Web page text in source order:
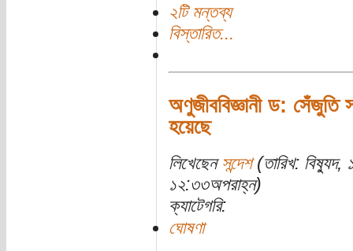
২টি মন্তব্য
বিস্তারিত...
অণুজীববিজ্ঞানী ড: সেঁজুতি
হয়েছে
লিখেছেন সন্দেশ(তারিখ:
১২:৩৩অপরাহ্ন)
ক্যাটেগরি:
ঘোষণা